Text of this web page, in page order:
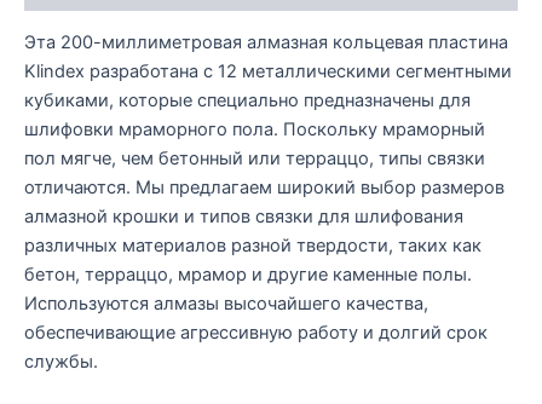
Эта 200-миллиметровая алмазная кольцевая пластина
Klindex разработана с 12 металлическими сегментными
кубиками, которые специально предназначены для
шлифовки мраморного пола. Поскольку мраморный
пол мягче, чем бетонный или терраццо, типы связки
отличаются. Мы предлагаем широкий выбор размеров
алмазной крошки и типов связки для шлифования
различных материалов разной твердости, таких как
бетон, терраццо, мрамор и другие каменные полы.
Используются алмазы высочайшего качества,
обеспечивающие агрессивную работу и долгий срок
службы.